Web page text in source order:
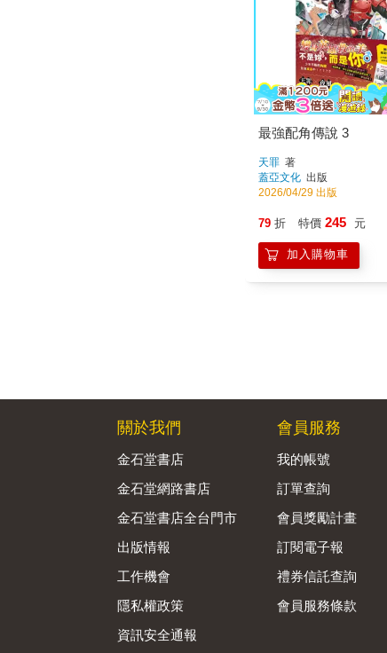
最強配角傳說 3
天罪 著
蓋亞文化 出版
2026/04/29 出版
79 折 特價 245 元
加入購物車
關於我們
金石堂書店
金石堂網路書店
金石堂書店全台門市
出版情報
工作機會
隱私權政策
資訊安全通報
會員服務
我的帳號
訂單查詢
會員獎勵計畫
訂閱電子報
禮券信託查詢
會員服務條款